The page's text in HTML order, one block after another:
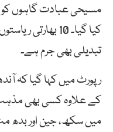
مسیحی عبادت گاہوں
کیا گیا۔ 10
تبدیلی بھی جرم ہے۔
رپورٹ میں کہا گیا کہ
کے علاوہ کسی بھی
میں سکھ، جین اور بدھ